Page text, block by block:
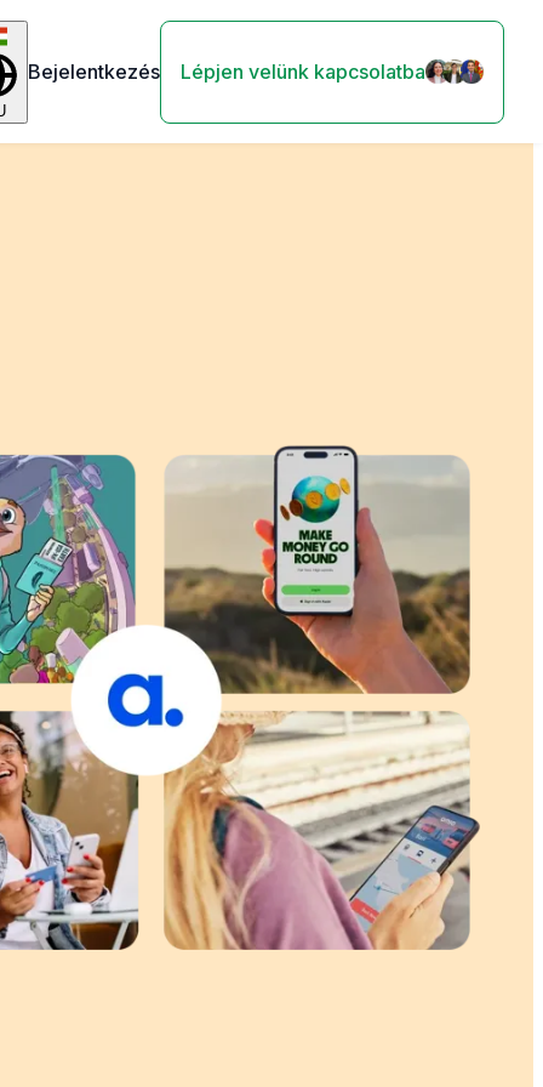
Bejelentkezés Lépjen velünk kapcsolatba